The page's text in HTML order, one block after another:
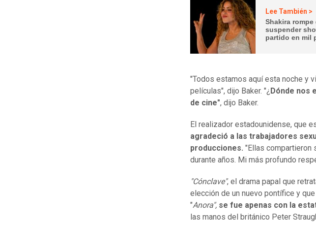
Lee También >
Shakira
suspender
partido en mil
"Todos estamos aquí esta noche y
películas", dijo Baker. "¿ Dónde nos
de cine", dijo Baker.
El realizador estadounidense, que
agradeció a las trabajadores
producciones. "Ellas compartieron
durante años. Mi más profundo
"Cónclave", el drama papal que
elección de un nuevo pontífice y
"Anora", se fue apenas con la
las manos del británico Peter